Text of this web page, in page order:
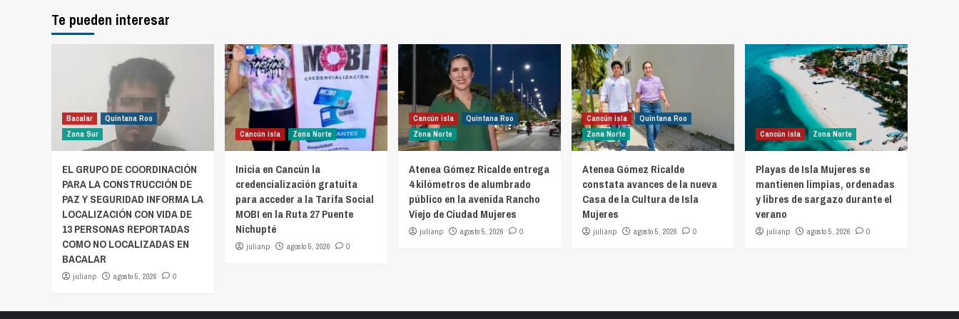
Te pueden interesar
Bacalar
Quintana Roo
Zona Sur
EL GRUPO DE COORDINACIÓN
PARA LA CONSTRUCCIÓN DE
PAZ Y SEGURIDAD INFORMA LA
LOCALIZACIÓN CON VIDA DE
13 PERSONAS REPORTADAS
COMO NO LOCALIZADAS EN
BACALAR
julianp agosto 5, 2026 0
Cancún isla Zona Norte
Inicia en Cancún la
credencialización gratuita
para acceder a la Tarifa Social
MOBI en la Ruta 27 Puente
Nichupté
julianp agosto 5, 2026 0
Cancún isla
Quintana Roo
Zona Norte
Atenea Gómez Ricalde entrega
4 kilómetros de alumbrado
público en la avenida Rancho
Viejo de Ciudad Mujeres
julianp agosto 5, 2026 0
Cancún isla
Quintana Roo
Zona Norte
Atenea Gómez Ricalde
constata avances de la nueva
Casa de la Cultura de Isla
Mujeres
julianp agosto 5, 2026 0
Cancún isla Zona Norte
Playas de Isla Mujeres se
mantienen limpias, ordenadas
y libres de sargazo durante el
verano
julianp agosto 5, 2026 0